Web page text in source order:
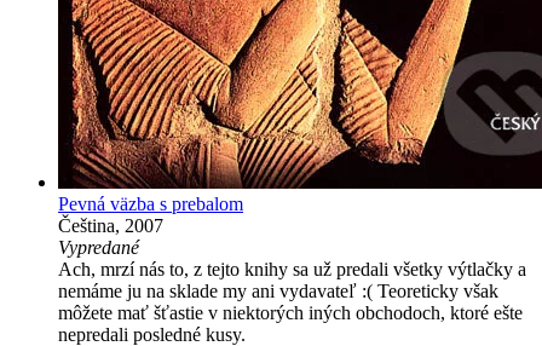
Pevná väzba s prebalom
Čeština, 2007
Vypredané
Ach, mrzí nás to, z tejto knihy sa už predali všetky výtlačky a
nemáme ju na sklade my ani vydavateľ :( Teoreticky však
môžete mať šťastie v niektorých iných obchodoch, ktoré ešte
nepredali posledné kusy.